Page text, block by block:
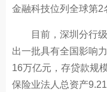
金融科技位列全球第2
目前，深圳分行级
出一批具有全国影响
16万亿元，存贷款规
保险业法人总资产